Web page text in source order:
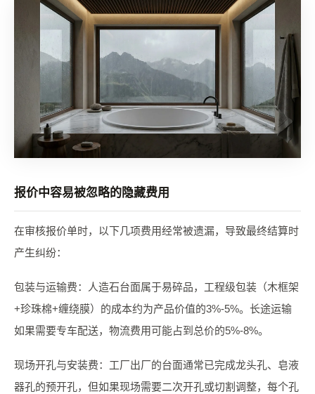
报价中容易被忽略的隐藏费用
在审核报价单时，以下几项费用经常被遗漏，导致最终结算时
产生纠纷：
包装与运输费：人造石台面属于易碎品，工程级包装（木框架
+珍珠棉+缠绕膜）的成本约为产品价值的3%-5%。长途运输
如果需要专车配送，物流费用可能占到总价的5%-8%。
现场开孔与安装费：工厂出厂的台面通常已完成龙头孔、皂液
器孔的预开孔，但如果现场需要二次开孔或切割调整，每个孔